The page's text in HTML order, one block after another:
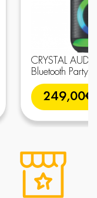
CRYSTAL
Bluetooth Party
249,00€